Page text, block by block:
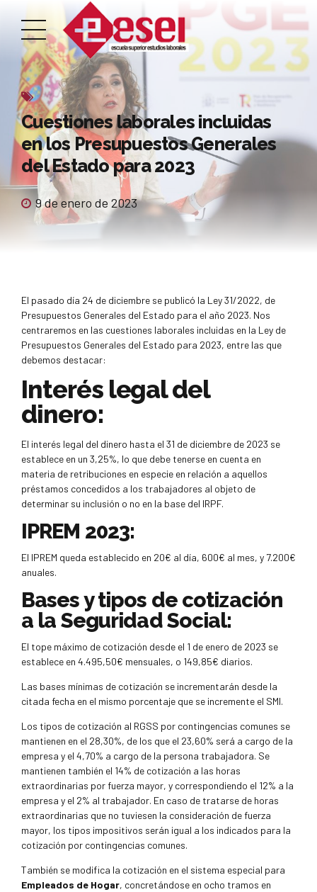
Cuestiones laborales incluidas
en los Presupuestos Generales
del Estado para 2023
9 de enero de 2023
El pasado día 24 de diciembre se publicó la Ley 31/2022, de
Presupuestos Generales del Estado para el año 2023. Nos
centraremos en las cuestiones laborales incluidas en la Ley de
Presupuestos Generales del Estado para 2023, entre las que
debemos destacar:
Interés legal del
dinero:
El interés legal del dinero hasta el 31 de diciembre de 2023 se
establece en un 3,25%, lo que debe tenerse en cuenta en
materia de retribuciones en especie en relación a aquellos
préstamos concedidos a los trabajadores al objeto de
determinar su inclusión o no en la base del IRPF.
IPREM 2023:
El IPREM queda establecido en 20€ al día, 600€ al mes, y 7.200€
anuales.
Bases y tipos de cotización
a la Seguridad Social:
El tope máximo de cotización desde el 1 de enero de 2023 se
establece en 4.495,50€ mensuales, o 149,85€ diarios.
Las bases mínimas de cotización se incrementarán desde la
citada fecha en el mismo porcentaje que se incremente el SMI.
Los tipos de cotización al RGSS por contingencias comunes se
mantienen en el 28,30%, de los que el 23,60% será a cargo de la
empresa y el 4,70% a cargo de la persona trabajadora. Se
mantienen también el 14% de cotización a las horas
extraordinarias por fuerza mayor, y correspondiendo el 12% a la
empresa y el 2% al trabajador. En caso de tratarse de horas
extraordinarias que no tuviesen la consideración de fuerza
mayor, los tipos impositivos serán igual a los indicados para la
cotización por contingencias comunes.
También se modifica la cotización en el sistema especial para
Empleados de Hogar, concretándose en ocho tramos en